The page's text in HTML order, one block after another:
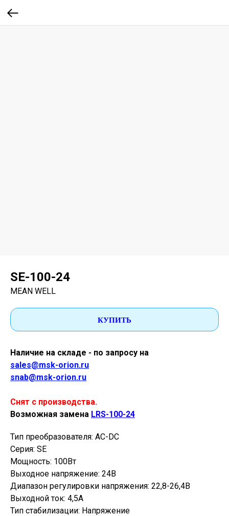
SE-100-24
MEAN WELL
КУПИТЬ
Наличие на складе - по запросу на
sales@msk-orion.ru
snab@msk-orion.ru
Снят с производства.
Возможная замена LRS-100-24
Тип преобразователя: AC-DC
Серия: SE
Мощность: 100Вт
Выходное напряжение: 24В
Диапазон регулировки напряжения: 22,8-26,4В
Выходной ток: 4,5А
Тип стабилизации: Напряжение